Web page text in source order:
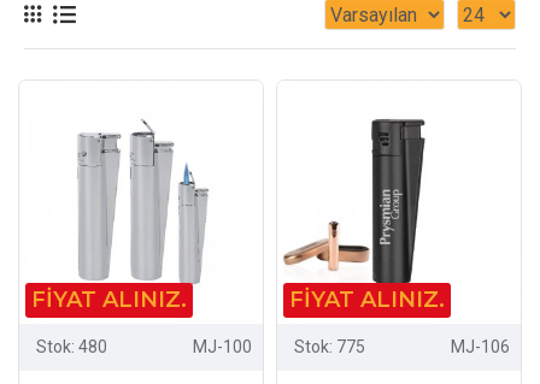
FIYAT ALINIZ.
Stok: 480 MJ-100
FIYAT ALINIZ.
Stok: 775 MJ-106